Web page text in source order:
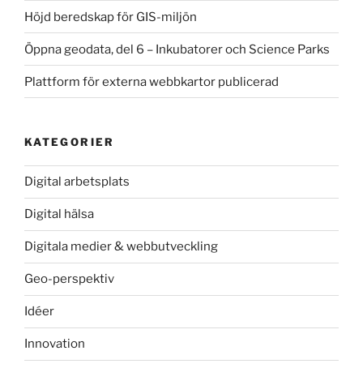
k
Höjd beredskap för GIS-miljön
Öppna geodata, del 6 – Inkubatorer och Science Parks
Plattform för externa webbkartor publicerad
KATEGORIER
Digital arbetsplats
Digital hälsa
Digitala medier & webbutveckling
Geo-perspektiv
Idéer
Innovation